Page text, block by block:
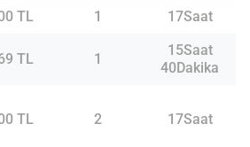
TL 1 17Saat
TL 1
15Saat
40Dakika
TL 2 17Saat